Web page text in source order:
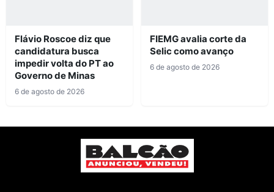
Flávio Roscoe diz que
candidatura busca
impedir volta do PT ao
Governo de Minas
6 de agosto de 2026
FIEMG avalia corte da
Selic como avanço
6 de agosto de 2026